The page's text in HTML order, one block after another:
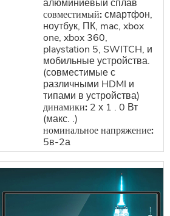
алюминиевый сплав
совместимый: смартфон,
ноутбук, ПК, mac, xbox
one, xbox 360,
playstation 5, SWITCH, и
мобильные устройства.
(совместимые с
различными HDMI и
типами в устройства)
динамики: 2 х 1 . 0 Вт
(макс. .)
номинальное напряжение:
5в-2а